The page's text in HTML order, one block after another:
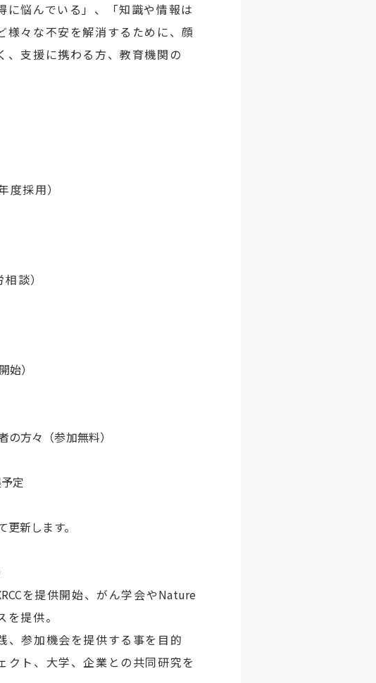
に悩んでいる」、「知識や情報は
々な不安を解消するために、顔
、支援に携わる方、教育機関の
度採用）
談）
）
方々（参加無料）
定
新します。
を提供開始、がん学会やNature
提供。
、参加機会を提供する事を目的
クト、大学、企業との共同研究を